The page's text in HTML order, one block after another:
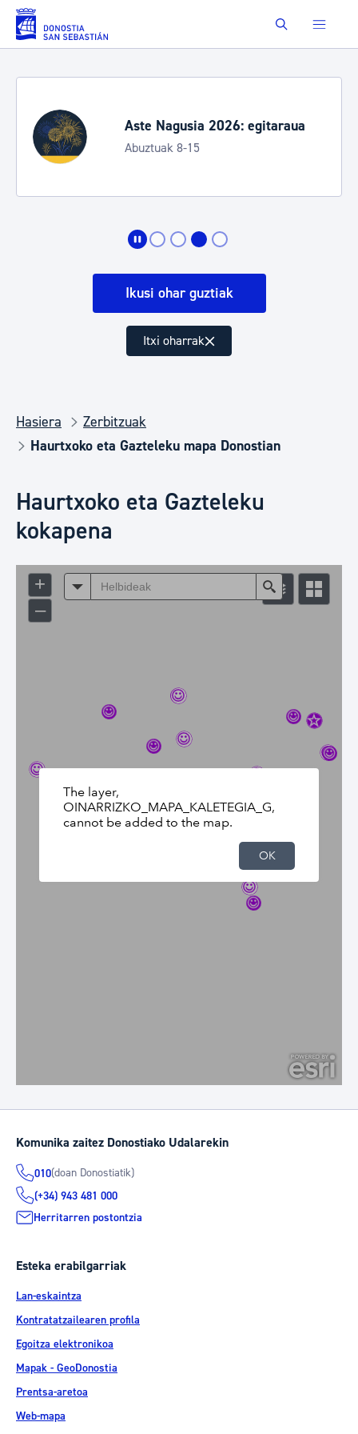
Eduki nagusira joan Buscar
Aste Nagusia 2026: egitaraua
Abuztuak 8-15
Ikusi ohar guztiak
Itxi oharrak
Hasiera
Zerbitzuak
Haurtxoko eta Gazteleku mapa Donostian
Haurtxoko eta Gazteleku
kokapena
Komunika zaitez Donostiako Udalarekin
010(doan Donostiatik)
(+34) 943 481 000
Herritarren postontzia
Esteka erabilgarriak
Lan-eskaintza
Kontratatzailearen profila
Egoitza elektronikoa
Mapak - GeoDonostia
Prentsa-aretoa
Web-mapa